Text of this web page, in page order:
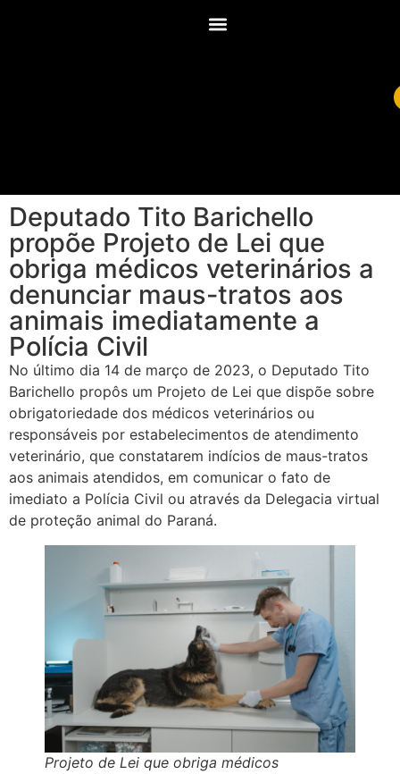
Deputado Tito Barichello
propõe Projeto de Lei que
obriga médicos veterinários a
denunciar maus-tratos aos
animais imediatamente a
Polícia Civil
No último dia 14 de março de 2023, o Deputado Tito
Barichello propôs um Projeto de Lei que dispõe sobre
obrigatoriedade dos médicos veterinários ou
responsáveis por estabelecimentos de atendimento
veterinário, que constatarem indícios de maus-tratos
aos animais atendidos, em comunicar o fato de
imediato a Polícia Civil ou através da Delegacia virtual
de proteção animal do Paraná.
Projeto de Lei que obriga médicos